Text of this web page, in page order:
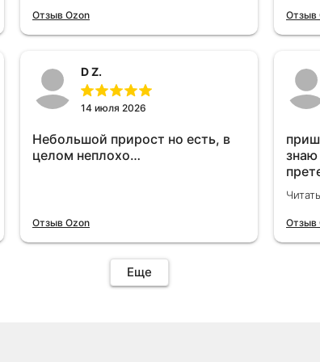
отключу и посмотрю, что будет
Отзыв Ozon Отзыв
D Z.
14 июля 2026
Небольшой прирост но есть, в
целом неплохо…
Отзыв Ozon
знаю
Отзыв
Еще